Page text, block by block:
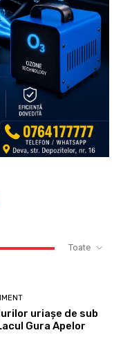
Toate
uriașe de sub
Gura Apelor